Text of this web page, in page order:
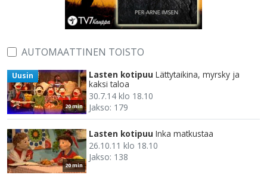
AUTOMAATTINEN TOISTO
20 min
Uusin Lasten kotipuu Lättytaikina, myrsky ja
kaksi taloa
30.7.14 klo 18.10
Jakso: 179
20 min
Lasten kotipuu Inka matkustaa
26.10.11 klo 18.10
Jakso: 138